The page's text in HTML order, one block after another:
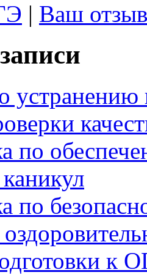
| Ваш
устранению
по
по
к